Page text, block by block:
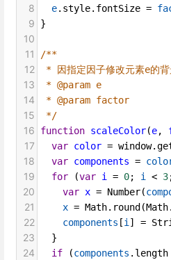
8 e. style. fontSize =
9 }
10
11
/**
12 * 因指定因子修改元素e的背
13 * @param e
14 * @param factor
15 */
16 function scaleColor(e,
17 var color = window.
18 var components =
19 for (var i = 0; i < 3
20 var x = Number(
21 x = Math. round (Math.
22 components [i] =
23
  }
24 if (components . length